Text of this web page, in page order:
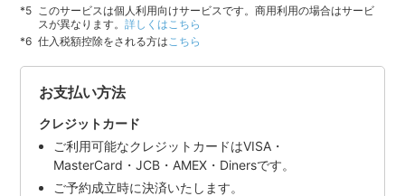
このサービスは個人利用向けサービスです。商用利用の場合はサービ
スが異なります。詳しくはこちら
仕入税額控除をされる方は こちら
お支払い方法
クレジットカード
ご利用可能なクレジットカードはVISA・
MasterCard・JCB・AMEX・Dinersです。
ご予約成立時に決済いたします。